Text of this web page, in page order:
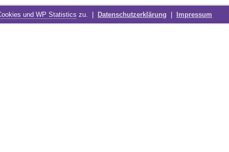
und WP Statistics zu. | Datenschutzerklärung Impressum